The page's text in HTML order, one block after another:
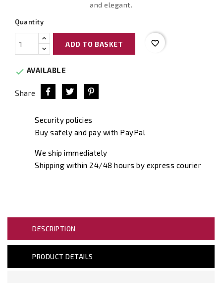
and elegant.
Quantity
ADD TO BASKET favorite_border
 AVAILABLE
Share
Security policies
Buy safely and pay with PayPal
We ship immediately
Shipping within 24/48 hours by express courier
DESCRIPTION
PRODUCT DETAILS